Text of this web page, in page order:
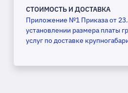
СТОИМОСТЬ И ДОСТАВКА
Приложение №1 Приказа от
установлении размера платы
услуг по доставке